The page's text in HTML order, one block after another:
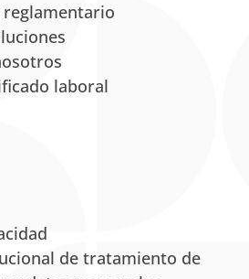
reglamentario
laboral
de tratamiento de